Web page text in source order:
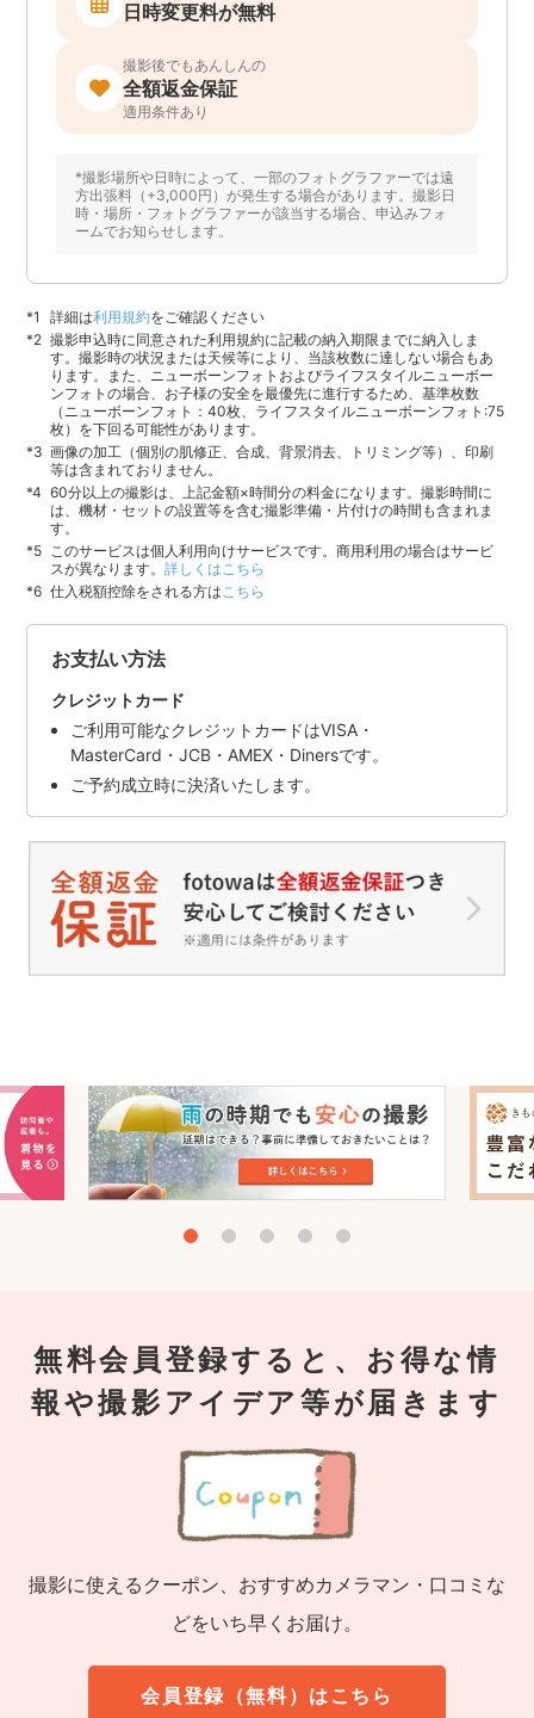
日時変更料が無料
撮影後でもあんしんの
全額返金保証
適用条件あり
*撮影場所や日時によって、一部のフォトグラファーでは遠
方出張料（+3,000円）が発生する場合があります。撮影日
時・場所・フォトグラファーが該当する場合、申込みフォ
ームでお知らせします。
詳細は利用規約をご確認ください
撮影申込時に同意された利用規約に記載の納入期限までに納入しま
す。撮影時の状況または天候等により、当該枚数に達しない場合もあ
ります。また、ニューボーンフォトおよびライフスタイルニューボー
ンフォトの場合、お子様の安全を最優先に進行するため、基準枚数
（ニューボーンフォト：40枚、ライフスタイルニューボーンフォト:75
枚）を下回る可能性があります。
画像の加工（個別の肌修正、合成、背景消去、トリミング等）、印刷
等は含まれておりません。
60分以上の撮影は、上記金額×時間分の料金になります。撮影時間に
は、機材・セットの設置等を含む撮影準備・片付けの時間も含まれま
す。
このサービスは個人利用向けサービスです。商用利用の場合はサービ
スが異なります。詳しくはこちら
仕入税額控除をされる方は こちら
お支払い方法
クレジットカード
ご利用可能なクレジットカードはVISA・
MasterCard・JCB・AMEX・Dinersです。
ご予約成立時に決済いたします。
無料会員登録すると、お得な情
報や撮影アイデア等が届きます
撮影に使えるクーポン、おすすめカメラマン・口コミな
どをいち早くお届け。
会員登録（無料）はこちら